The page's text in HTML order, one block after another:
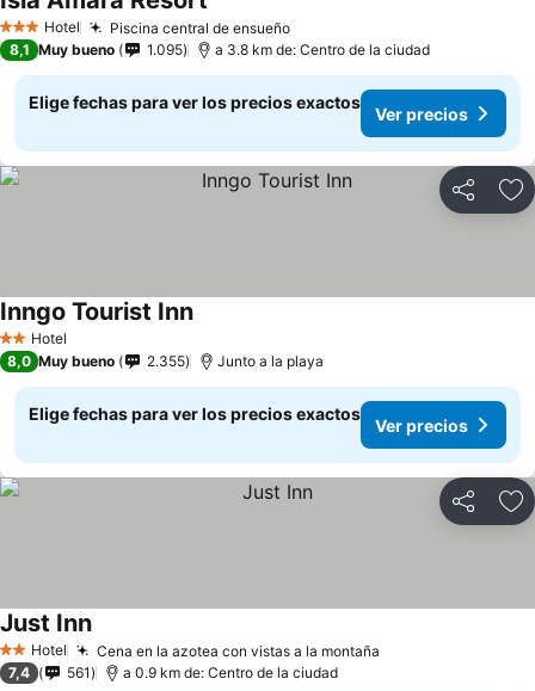
3 Estrellas
Hotel Piscina central de ensueño
8,1 Muy bueno 1.095 a 3.8 km de: Centro de la ciudad
Elige fechas para ver los precios exactos
Ver precios
Compartir
2 Estrellas
Hotel
Inngo Tourist Inn
8,0 Muy bueno 2.355 Junto a la playa
Elige fechas para ver los precios exactos
Ver precios
Compartir
2 Estrellas
Hotel Cena en la azotea con vistas a la montaña
Just Inn
7,4 561 a 0.9 km de: Centro de la ciudad